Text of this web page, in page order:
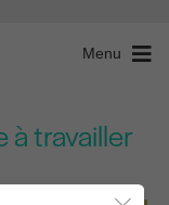
Menu
à travailler